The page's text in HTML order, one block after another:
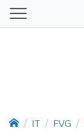
IT FVG